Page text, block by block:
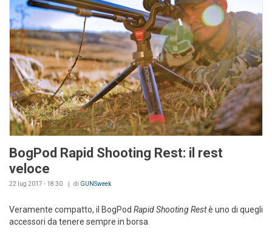
BogPod Rapid Shooting Rest: il rest
veloce
22 lug 2017 - 18:30 di GUNSweek
Veramente compatto, il BogPod Rapid Shooting Restè uno di quegli
accessori da tenere sempre in borsa